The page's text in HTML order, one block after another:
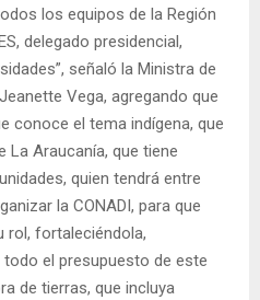
los equipos de la Región
delegado presidencial,
señaló la Ministra de
Vega, agregando que
conoce el tema indígena, que
La Araucanía, que tiene
quien tendrá entre
la CONADI, para que
rol, fortaleciéndola,
el presupuesto de este
de tierras, que incluya